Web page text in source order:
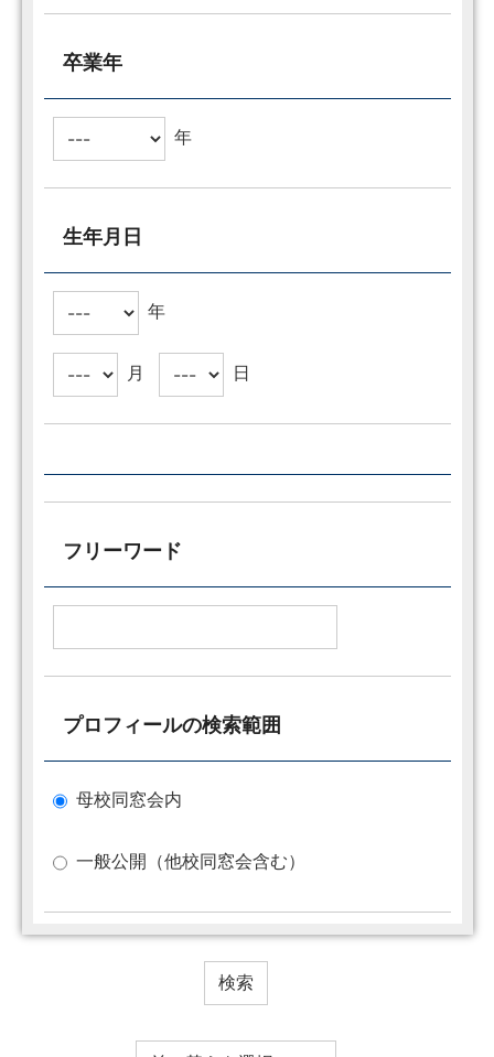
卒業年
年
生年月日
年
月 日
フリーワード
プロフィールの検索範囲
母校同窓会内
一般公開（他校同窓会含む）